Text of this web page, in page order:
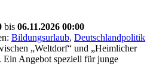
bis 06.11.2026 00:00
Bildungsurlaub, Deutschlandpolitik
„Weltdorf“ und „Heimlicher
Ein Angebot speziell für junge